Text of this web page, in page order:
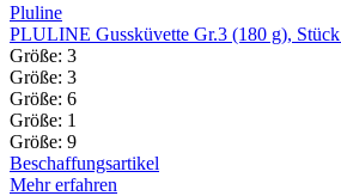
Pluline
PLULINE Gussküvette Gr.3 (180 g), Stück
Größe: 3
Größe: 3
Größe: 6
Größe: 1
Größe: 9
Beschaffungsartikel
Mehr erfahren